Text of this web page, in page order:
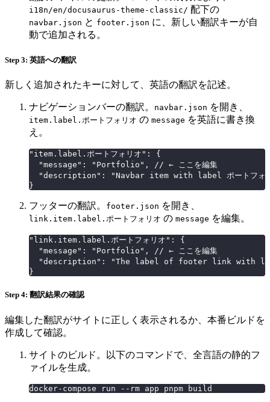
i18n/en/docusaurus-theme-classic/ 配下の
navbar.json と footer.json に、新しい翻訳キーが自
動で追加される。
Step 3: 英語への翻訳
新しく追加されたキーに対して、英語の翻訳を記述。
ナビゲーションバーの翻訳。 navbar.json を開き、
item.label.ポートフォリオ の message を英語に書き換
え。
"item.label.ポートフォリオ": {
  "message": "Portfolio", // ← ここを編集
"description": "Navbar item with label ポートフォ
}
フッターの翻訳。 footer.json を開き、
link.item.label.ポートフォリオ の message を編集。
"link.item.label.ポートフォリオ": {
  "message": "Portfolio", // ← ここを編集
"description": "The label of footer link with
}
Step 4: 翻訳結果の確認
編集した翻訳がサイトに正しく表示されるか、本番ビルドを
作成して確認。
サイトのビルド。以下のコマンドで、全言語の静的フ
ァイルを生成。
docker-compose run --rm app pnpm build